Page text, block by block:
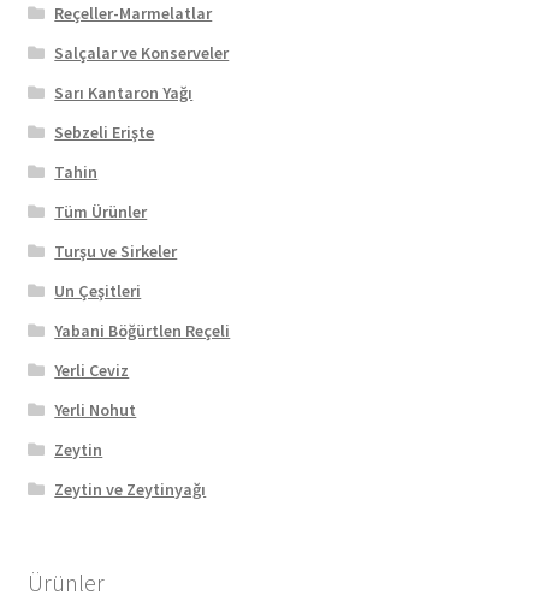
Reçeller-Marmelatlar
Salçalar ve Konserveler
Sarı Kantaron Yağı
Sebzeli Erişte
Tahin
Tüm Ürünler
Turşu ve Sirkeler
Un Çeşitleri
Yabani Böğürtlen Reçeli
Yerli Ceviz
Yerli Nohut
Zeytin
Zeytin ve Zeytinyağı
Ürünler